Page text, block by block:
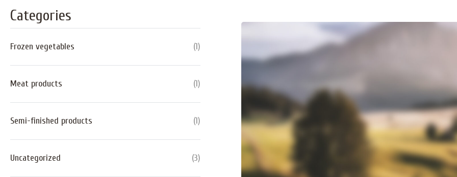
Categories
(1)
Frozen vegetables
(1)
Meat products
(1)
Semi-finished products
(3)
Uncategorized